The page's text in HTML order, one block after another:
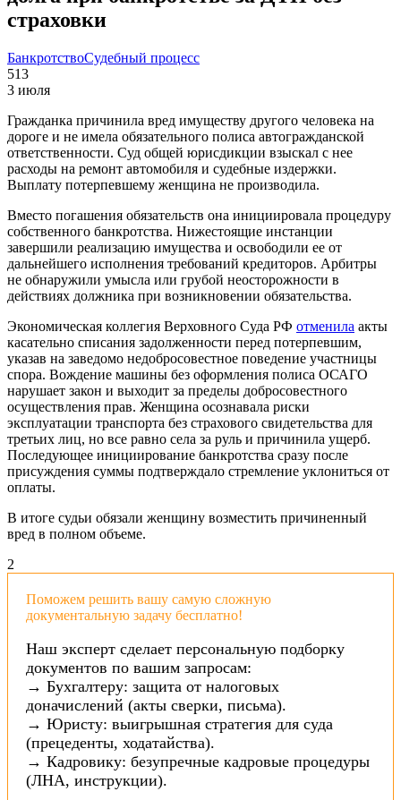
страховки
БанкротствоСудебный процесс
513
3 июля
Гражданка причинила вред имуществу другого человека на
дороге и не имела обязательного полиса автогражданской
ответственности. Суд общей юрисдикции взыскал с нее
расходы на ремонт автомобиля и судебные издержки.
Выплату потерпевшему женщина не производила.
Вместо погашения обязательств она инициировала процедуру
собственного банкротства. Нижестоящие инстанции
завершили реализацию имущества и освободили ее от
дальнейшего исполнения требований кредиторов. Арбитры
не обнаружили умысла или грубой неосторожности в
действиях должника при возникновении обязательства.
Экономическая коллегия Верховного Суда РФ отменила акты
касательно списания задолженности перед потерпевшим,
указав на заведомо недобросовестное поведение участницы
спора. Вождение машины без оформления полиса ОСАГО
нарушает закон и выходит за пределы добросовестного
осуществления прав. Женщина осознавала риски
эксплуатации транспорта без страхового свидетельства для
третьих лиц, но все равно села за руль и причинила ущерб.
Последующее инициирование банкротства сразу после
присуждения суммы подтверждало стремление уклониться от
оплаты.
В итоге судьи обязали женщину возместить причиненный
вред в полном объеме.
2
Поможем решить вашу самую сложную
документальную задачу бесплатно!
Наш эксперт сделает персональную подборку
документов по вашим запросам:
→ Бухгалтеру: защита от налоговых
доначислений (акты сверки, письма).
→ Юристу: выигрышная стратегия для суда
(прецеденты, ходатайства).
→ Кадровику: безупречные кадровые процедуры
(ЛНА, инструкции).